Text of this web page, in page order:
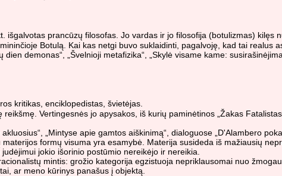
išgalvotas prancūzų filosofas. Jo vardas ir jo filosofija (botulizmas) kilęs
Botulą. Kai kas netgi buvo suklaidinti, pagalvoję, kad tai realus
demonas“, „Švelnioji metafizika“, „Skylė visame kame:
kritikas, enciklopedistas, švietėjas.
Vertingesnės jo apysakos, iš kurių paminėtinos „Žakas
„Mintyse apie gamtos aiškinimą“, dialoguose „D'Alambero
formų visuma yra esamybė. Materija susideda iš mažiausių
jokio išorinio postūmio nereikėjo ir nereikia.
mintis: grožio kategorija egzistuoja nepriklausomai nuo
ar meno kūrinys panašus į objektą.